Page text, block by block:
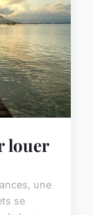
louer
une
se